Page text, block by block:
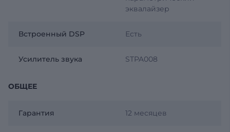
эквалайзер
Встроенный DSP Есть
Усилитель звука STPA008
ОБЩЕЕ
Гарантия 12 месяцев